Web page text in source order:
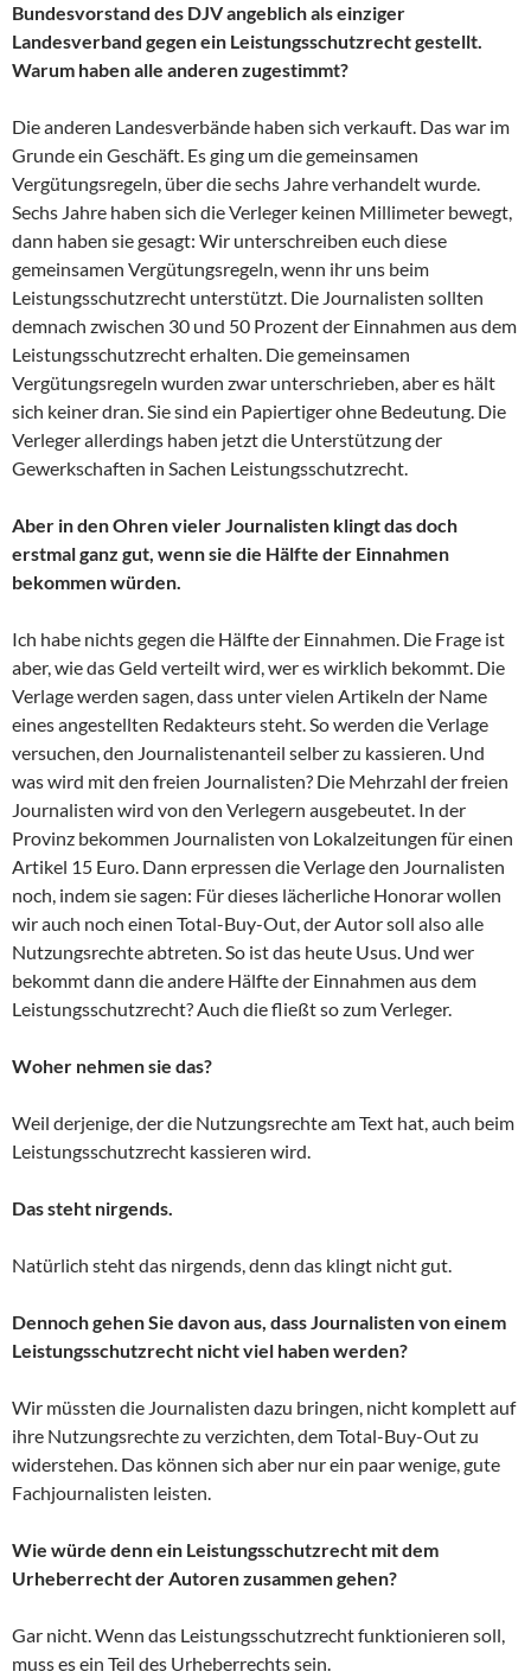
Bundesvorstand des DJV angeblich als einziger
Landesverband gegen ein Leistungsschutzrecht gestellt.
Warum haben alle anderen zugestimmt?
Die anderen Landesverbände haben sich verkauft. Das war im
Grunde ein Geschäft. Es ging um die gemeinsamen
Vergütungsregeln, über die sechs Jahre verhandelt wurde.
Sechs Jahre haben sich die Verleger keinen Millimeter bewegt,
dann haben sie gesagt: Wir unterschreiben euch diese
gemeinsamen Vergütungsregeln, wenn ihr uns beim
Leistungsschutzrecht unterstützt. Die Journalisten sollten
demnach zwischen 30 und 50 Prozent der Einnahmen aus dem
Leistungsschutzrecht erhalten. Die gemeinsamen
Vergütungsregeln wurden zwar unterschrieben, aber es hält
sich keiner dran. Sie sind ein Papiertiger ohne Bedeutung. Die
Verleger allerdings haben jetzt die Unterstützung der
Gewerkschaften in Sachen Leistungsschutzrecht.
Aber in den Ohren vieler Journalisten klingt das doch
erstmal ganz gut, wenn sie die Hälfte der Einnahmen
bekommen würden.
Ich habe nichts gegen die Hälfte der Einnahmen. Die Frage ist
aber, wie das Geld verteilt wird, wer es wirklich bekommt. Die
Verlage werden sagen, dass unter vielen Artikeln der Name
eines angestellten Redakteurs steht. So werden die Verlage
versuchen, den Journalistenanteil selber zu kassieren. Und
was wird mit den freien Journalisten? Die Mehrzahl der freien
Journalisten wird von den Verlegern ausgebeutet. In der
Provinz bekommen Journalisten von Lokalzeitungen für einen
Artikel 15 Euro. Dann erpressen die Verlage den Journalisten
noch, indem sie sagen: Für dieses lächerliche Honorar wollen
wir auch noch einen Total-Buy-Out, der Autor soll also alle
Nutzungsrechte abtreten. So ist das heute Usus. Und wer
bekommt dann die andere Hälfte der Einnahmen aus dem
Leistungsschutzrecht? Auch die fließt so zum Verleger.
Woher nehmen sie das?
Weil derjenige, der die Nutzungsrechte am Text hat, auch beim
Leistungsschutzrecht kassieren wird.
Das steht nirgends.
Natürlich steht das nirgends, denn das klingt nicht gut.
Dennoch gehen Sie davon aus, dass Journalisten von einem
Leistungsschutzrecht nicht viel haben werden?
Wir müssten die Journalisten dazu bringen, nicht komplett auf
ihre Nutzungsrechte zu verzichten, dem Total-Buy-Out zu
widerstehen. Das können sich aber nur ein paar wenige, gute
Fachjournalisten leisten.
Wie würde denn ein Leistungsschutzrecht mit dem
Urheberrecht der Autoren zusammen gehen?
Gar nicht. Wenn das Leistungsschutzrecht funktionieren soll,
muss es ein Teil des Urheberrechts sein.